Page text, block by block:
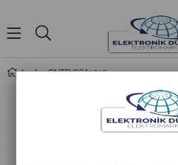
CNTD CSA-012 Doğrusal Pim Kol Makara Limit Switch